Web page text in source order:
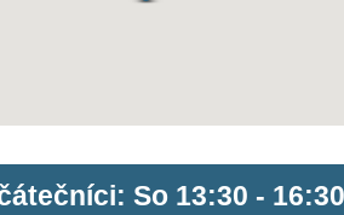
So 13:30 -